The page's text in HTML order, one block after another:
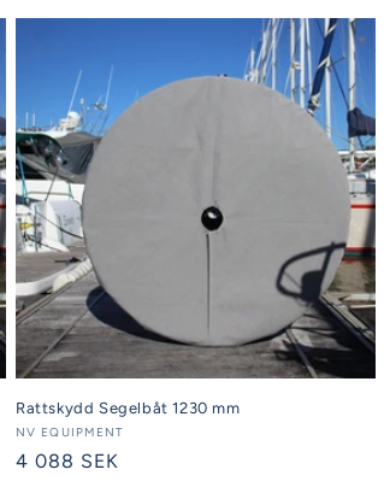
Rattskydd Segelbåt 1230 mm
Säljare:
NV EQUIPMENT
Ordinarie
4 088 SEK